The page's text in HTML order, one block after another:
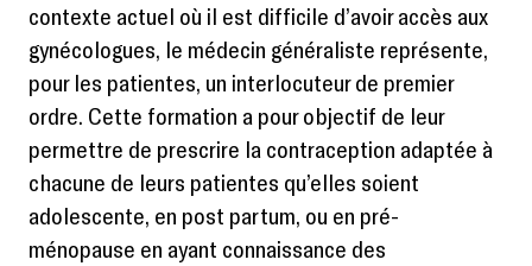
contexte actuel où il est difficile d’avoir accès aux
gynécologues, le médecin généraliste représente,
pour les patientes, un interlocuteur de premier
ordre. Cette formation a pour objectif de leur
permettre de prescrire la contraception adaptée à
chacune de leurs patientes qu’elles soient
adolescente, en post partum, ou en pré-
ménopause en ayant connaissance des